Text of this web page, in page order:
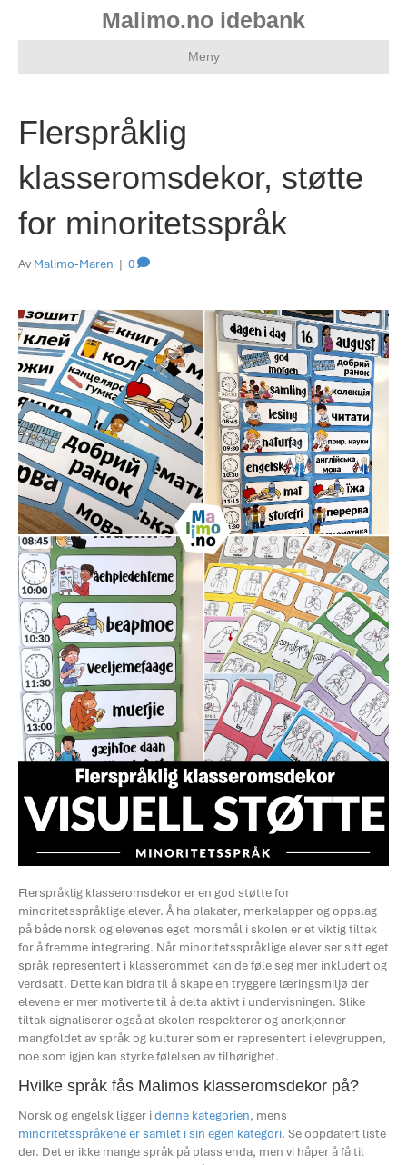
Malimo.no idebank
Meny
Flerspråklig
klasseromsdekor, støtte
for minoritetsspråk
Av Malimo-Maren | 0
Flerspråklig klasseromsdekor er en god støtte for
minoritetsspråklige elever. Å ha plakater, merkelapper og oppslag
på både norsk og elevenes eget morsmål i skolen er et viktig tiltak
for å fremme integrering. Når minoritetsspråklige elever ser sitt eget
språk representert i klasserommet kan de føle seg mer inkludert og
verdsatt. Dette kan bidra til å skape en tryggere læringsmiljø der
elevene er mer motiverte til å delta aktivt i undervisningen. Slike
tiltak signaliserer også at skolen respekterer og anerkjenner
mangfoldet av språk og kulturer som er representert i elevgruppen,
noe som igjen kan styrke følelsen av tilhørighet.
Hvilke språk fås Malimos klasseromsdekor på?
Norsk og engelsk ligger idenne kategorien, mens
minoritetsspråkene er samlet i sin egen kategori. Se oppdatert liste
der. Det er ikke mange språk på plass enda, men vi håper å få til